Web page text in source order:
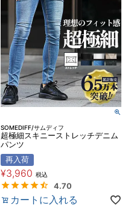
SOMEDIFF/サムディフ
超極細スキニーストレッチデニム
パンツ
再入荷
¥3,960 税込
4.70
カートに入れる